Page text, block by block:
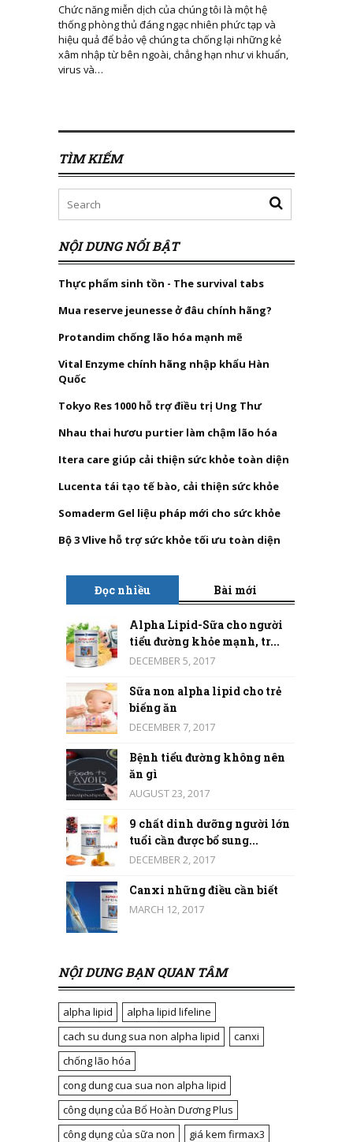
Chức năng miễn dịch của chúng tôi là một hệ
thống phòng thủ đáng ngạc nhiên phức tạp và
hiệu quả để bảo vệ chúng ta chống lại những kẻ
xâm nhập từ bên ngoài, chẳng hạn như vi khuẩn,
virus và…
TÌM KIẾM
NỘI DUNG NỔI BẬT
Thực phẩm sinh tồn - The survival tabs
Mua reserve jeunesse ở đâu chính hãng?
Protandim chống lão hóa mạnh mẽ
Vital Enzyme chính hãng nhập khẩu Hàn
Quốc
Tokyo Res 1000 hỗ trợ điều trị Ung Thư
Nhau thai hươu purtier làm chậm lão hóa
Itera care giúp cải thiện sức khỏe toàn diện
Lucenta tái tạo tế bào, cải thiện sức khỏe
Somaderm Gel liệu pháp mới cho sức khỏe
Bộ 3 Vlive hỗ trợ sức khỏe tối ưu toàn diện
Đọc nhiều Bài mới
Alpha Lipid-Sữa cho người
tiểu đường khỏe mạnh, tr...
DECEMBER 5, 2017
Sữa non alpha lipid cho trẻ
biếng ăn
DECEMBER 7, 2017
Bệnh tiểu đường không nên
ăn gì
AUGUST 23, 2017
9 chất dinh dưỡng người lớn
tuổi cần được bổ sung...
DECEMBER 2, 2017
Canxi những điều cần biết
MARCH 12, 2017
NỘI DUNG BẠN QUAN TÂM
alpha lipid
alpha lipid lifeline
cach su dung sua non alpha lipid
canxi
chống lão hóa
cong dung cua sua non alpha lipid
công dụng của Bổ Hoàn Dương Plus
công dụng của sữa non
giá kem firmax3